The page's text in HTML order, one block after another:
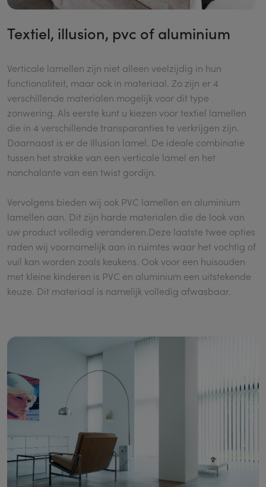
Textiel, illusion, pvc of aluminium
Verticale lamellen zijn niet alleen veelzijdig in hun
functionaliteit, maar ook in materiaal. Zo zijn er 4
verschillende materialen mogelijk voor dit type
zonwering. Als eerste kunt u kiezen voor textiel lamellen
die in 4 verschillende transparanties te verkrijgen zijn.
Daarnaast is er de Illusion lamel. De ideale combinatie
tussen het strakke van een verticale lamel en het
nonchalante van een twist gordijn.
Vervolgens bieden wij ook PVC lamellen en aluminium
lamellen aan. Dit zijn harde materialen die de look van
uw product volledig veranderen.Deze laatste twee opties
raden wij voornamelijk aan in ruimtes waar het vochtig of
vuil kan worden zoals keukens. Ook voor een huisouden
met kleine kinderen is PVC en aluminium een uitstekende
keuze. Dit materiaal is namelijk volledig afwasbaar.